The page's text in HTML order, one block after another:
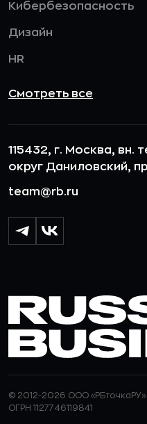
Кибербезопасность
Дизайн
HR
Смотреть все
115432, г. Москва, вн.
округ Даниловский,
team@rb.ru
© 2012-2026 ООО
ОГРН 1127746119841